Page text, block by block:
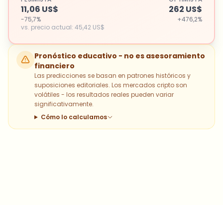
11,06 US$
-75,7%
262 US$
+476,2%
vs. precio actual: 45,42 US$
Pronóstico educativo - no es asesoramiento
financiero
Las predicciones se basan en patrones históricos y
suposiciones editoriales. Los mercados cripto son
volátiles - los resultados reales pueden variar
significativamente.
Cómo lo calculamos